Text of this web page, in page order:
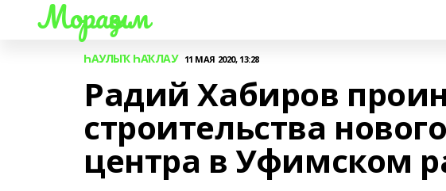
Мораҙым
ҺАУЛЫҠ ҺАҠЛАУ 11 МАЯ 2020, 13:28
Радий Хабиров
строительства
центра в Уфимском